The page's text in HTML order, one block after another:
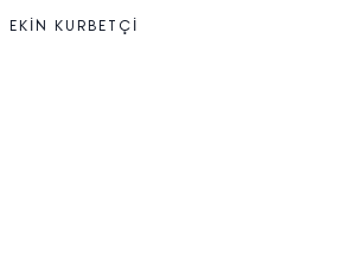
EKİN KURBETÇİ